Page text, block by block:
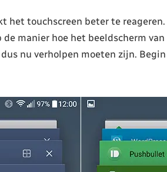
het touchscreen beter te
manier hoe het beeldscherm van
nu verholpen moeten zijn.